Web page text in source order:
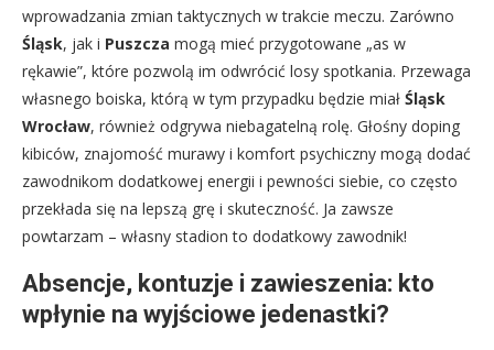
wprowadzania zmian taktycznych w trakcie meczu. Zarówno
Śląsk, jak i Puszcza mogą mieć przygotowane „as w
rękawie”, które pozwolą im odwrócić losy spotkania. Przewaga
własnego boiska, którą w tym przypadku będzie miał Śląsk
Wrocław, również odgrywa niebagatelną rolę. Głośny doping
kibiców, znajomość murawy i komfort psychiczny mogą dodać
zawodnikom dodatkowej energii i pewności siebie, co często
przekłada się na lepszą grę i skuteczność. Ja zawsze
powtarzam – własny stadion to dodatkowy zawodnik!
Absencje, kontuzje i zawieszenia: kto
wpłynie na wyjściowe jedenastki?